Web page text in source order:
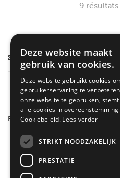
9
SEARCH
FILTRER PAR COULEUR
Inox(3)
Noir(6)
Deze website maakt
gebruik van cookies.
Deze website gebruikt cookies
gebruikerservaring te
onze website te gebruiken,
alle cookies in
Cookiebeleid. Lees verder
STRIKT NOODZAKELIJK
PRESTATIE